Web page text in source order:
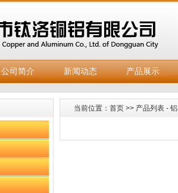
公司简介 新闻动态 产品展示
当前位置： 首页 >> 产品列表 -